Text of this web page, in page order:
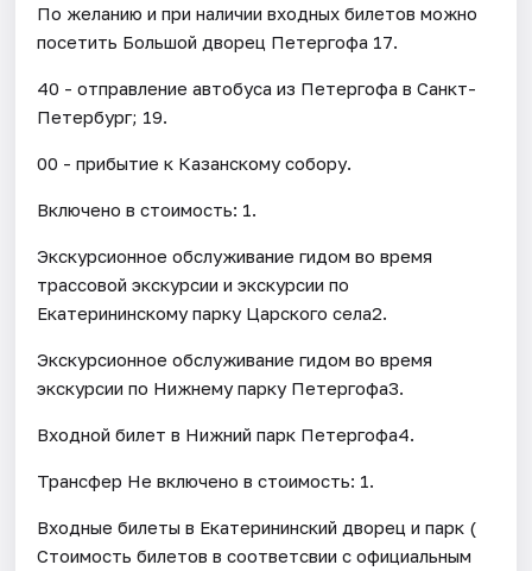
По желанию и при наличии входных билетов можно
посетить Большой дворец Петергофа 17.
40 - отправление автобуса из Петергофа в Санкт-
Петербург; 19.
00 - прибытие к Казанскому собору.
Включено в стоимость: 1.
Экскурсионное обслуживание гидом во время
трассовой экскурсии и экскурсии по
Екатерининскому парку Царского села2.
Экскурсионное обслуживание гидом во время
экскурсии по Нижнему парку Петергофа3.
Входной билет в Нижний парк Петергофа4.
Трансфер Не включено в стоимость: 1.
Входные билеты в Екатерининский дворец и парк (
Стоимость билетов в соответсвии с официальным